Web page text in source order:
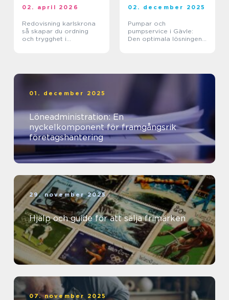
02. april 2026
Redovisning karlskrona
så skapar du ordning
och trygghet i
02. december 2025
Pumpar och
pumpservice i Gävle:
Den optimala lösningen
01. december 2025
Löneadministration: En
nyckelkomponent för framgångsrik
företagshantering
29. november 2025
Hjälp och guide för att sälja frimärken
07. november 2025